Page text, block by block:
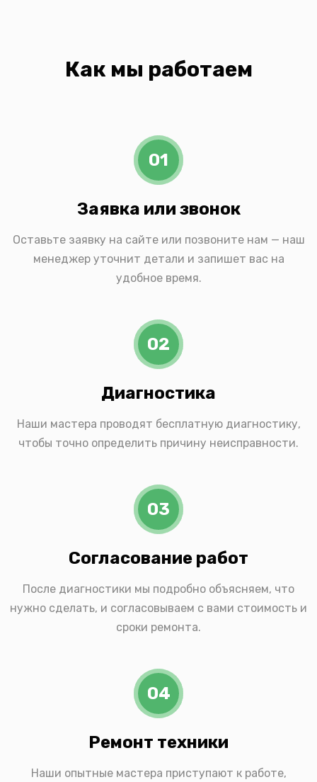
Как мы работаем
01
Заявка или звонок
Оставьте заявку на сайте или позвоните нам — наш
менеджер уточнит детали и запишет вас на
удобное время.
02
Диагностика
Наши мастера проводят бесплатную диагностику,
чтобы точно определить причину неисправности.
03
Согласование работ
После диагностики мы подробно объясняем, что
нужно сделать, и согласовываем с вами стоимость и
сроки ремонта.
04
Ремонт техники
Наши опытные мастера приступают к работе,